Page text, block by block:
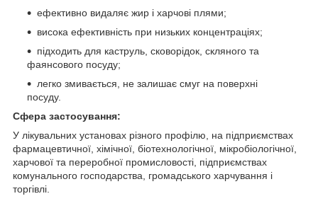
ефективно видаляє жир і харчові плями;
висока ефективність при низьких концентраціях;
підходить для каструль, сковорідок, скляного та
фаянсового посуду;
легко змивається, не залишає смуг на поверхні
посуду.
Сфера застосування:
У лікувальних установах різного профілю, на підприємствах
фармацевтичної, хімічної, біотехнологічної, мікробіологічної,
харчової та переробної промисловості, підприємствах
комунального господарства, громадського харчування і
торгівлі.